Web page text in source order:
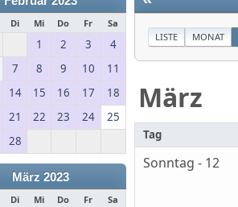
Di Mi Do Fr Sa
1 2 3
4
7 8 9 10
11
14 15 16 17
18
21 22 23 24
25
28
März 2023
Di Mi Do Fr Sa
LISTE MONAT
März
Tag
Sonntag - 12